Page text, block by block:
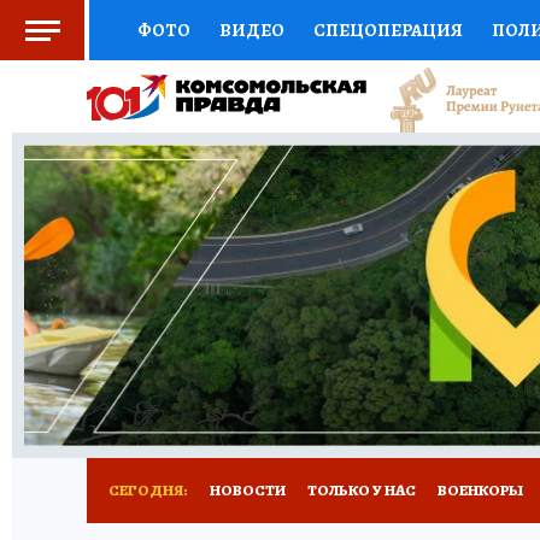
ФОТО ВИДЕО СПЕЦОПЕРАЦИЯ
СОЦПОДДЕРЖКА НАУКА СПЕЦПРОЕКТЫ
НАЦИОНАЛЬНЫЕ ПРОЕКТЫ РОССИИ
ЖЕНСКИЕ СЕКРЕТЫ ПУТЕВОДИТЕЛЬ
ДЕФИЦИТ ЖЕЛЕЗА ПРЕСС-ЦЕНТР
РЕКЛАМА ТЕСТЫ НОВОЕ НА САЙТЕ
СЕГОДНЯ: НОВОСТИ ТОЛЬКО У НАС ВОЕНКОРЫ